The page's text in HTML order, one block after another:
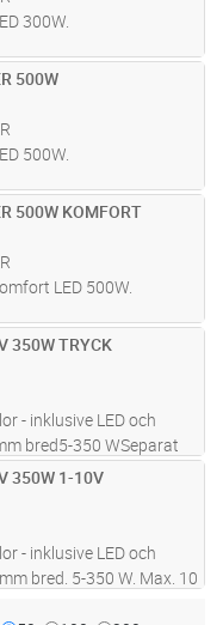
300W.
500W
500W.
500W KOMFORT
LED 500W.
350W TRYCK
- inklusive LED och
bred5-350 WSeparat
för IBI-systemMax.
350W 1-10V
- inklusive LED och
bred. 5-350 W. Max. 10